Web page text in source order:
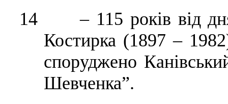
14 – 115 років від
Костирка (1897 –
споруджено
Шевченка”.